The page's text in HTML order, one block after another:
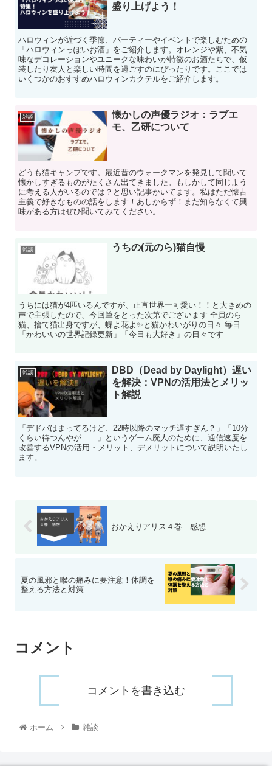
盛り上げよう！
ハロウィンが近づく季節、パーティーやイベントで楽しむための
「ハロウィンっぽいお酒」をご紹介します。オレンジや紫、不気
味なデコレーションやユニークな味わいが特徴のお酒たちで、仮
装したり友人と楽しい時間を過ごすのにぴったりです。ここでは
いくつかのおすすめハロウィンカクテルをご紹介します。
雑談
懐かしの声優ラジオ：ラブエ
モ、乙研について
どうも猫キャンプです。最近昔のウォークマンを発見して聞いて
懐かしすぎるものがたくさん出てきました。もしかして同じよう
に考える人がいるのでは？と思い記事かいてます。私はただ懐古
主義で好きなものの話をします！あしからず！まだ知らなくて興
味がある方はぜひ聞いてみてください。
雑談 うちの(元のら)猫自慢
うちには猫が4匹いるんですが、正直世界一可愛い！！と大きめの
声で主張したので、今回筆をとった次第でございます 全員のら
猫、捨て猫出身ですが、蝶よ花よ✨と猫かわいがりの日々 毎日
「かわいいの世界記録更新」「今日も大好き」の日々です
雑談
DBD（Dead by Daylight）遅い
を解決：VPNの活用法とメリッ
ト解説
「デドバはまってるけど、22時以降のマッチ遅すぎん？」「10分
くらい待つんやが……」というゲーム廃人のために、通信速度を
改善するVPNの活用・メリット、デメリットについて説明いたし
ます。
おかえりアリス４巻 感想
夏の風邪と喉の痛みに要注意！体調を
整える方法と対策
コメント
コメントを書き込む
ホーム 雑談